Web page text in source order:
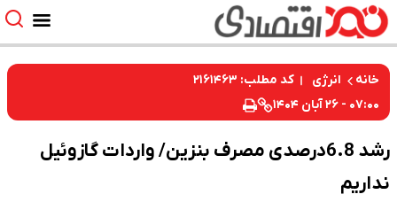
خانه انرژی
کد مطلب: ۲۱۶۱۴۶۳
۰۷:۰۰ - ۲۶ آبان ۱۴۰۴
رشد 6.8درصدی مصرف بنزین/ واردات گازوئیل
نداریم